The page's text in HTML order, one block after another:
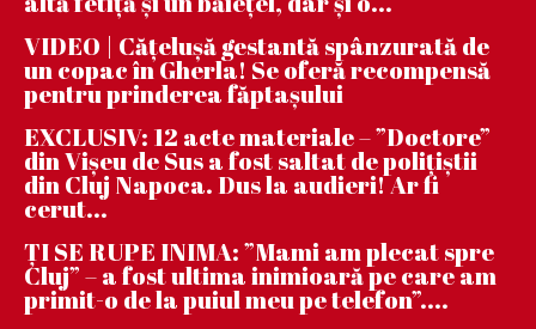
VIDEO | Căţeluşă gestantă spânzurată de
un copac în Gherla! Se oferă recompensă
pentru prinderea făptaşului
EXCLUSIV: 12 acte materiale – ”Doctore”
din Vișeu de Sus a fost saltat de polițiștii
din Cluj Napoca. Dus la audieri! Ar fi
cerut...
ȚI SE RUPE INIMA: ”Mami am plecat spre
Cluj” – a fost ultima inimioară pe care am
primit-o de la puiul meu pe telefon”....